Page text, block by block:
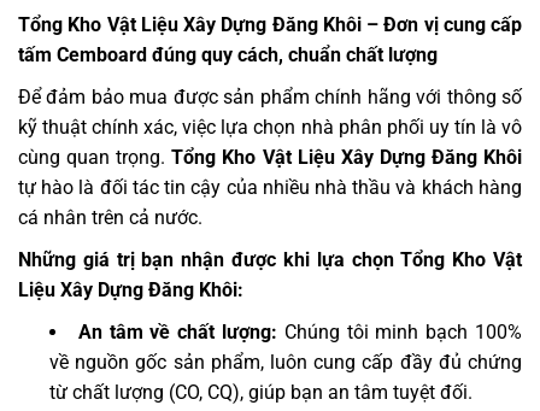
Tổng Kho Vật Liệu Xây Dựng Đăng Khôi – Đơn vị cung cấp
tấm Cemboard đúng quy cách, chuẩn chất lượng
Để đảm bảo mua được sản phẩm chính hãng với thông số
kỹ thuật chính xác, việc lựa chọn nhà phân phối uy tín là vô
cùng quan trọng.Tổng Kho Vật Liệu Xây Dựng Đăng Khôi
tự hào là đối tác tin cậy của nhiều nhà thầu và khách hàng
cá nhân trên cả nước.
Những giá trị bạn nhận được khi lựa chọn Tổng Kho Vật
Liệu Xây Dựng Đăng Khôi:
An tâm về chất lượng: Chúng tôi minh bạch 100%
về nguồn gốc sản phẩm, luôn cung cấp đầy đủ chứng
từ chất lượng (CO, CQ), giúp bạn an tâm tuyệt đối.